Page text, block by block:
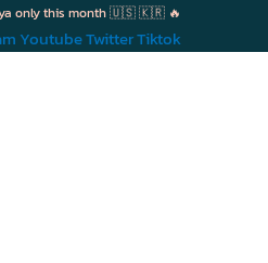
only this month 🇺🇸 🇰🇷 🔥
YoutubeTwitterTiktok